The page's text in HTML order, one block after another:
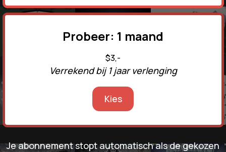
Probeer: 1 maand
$3,-
Verrekend bij 1 jaar verlenging
Kies
Je abonnement stopt automatisch als de gekozen